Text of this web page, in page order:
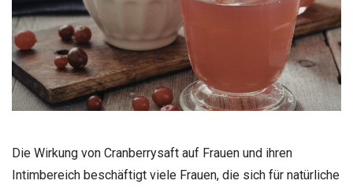
Die Wirkung von Cranberrysaft auf Frauen und ihren
Intimbereich beschäftigt viele Frauen, die sich für natürliche